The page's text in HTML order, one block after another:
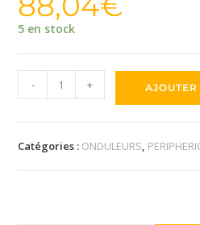
5 en stock
- +
Catégories : ONDULEURS,